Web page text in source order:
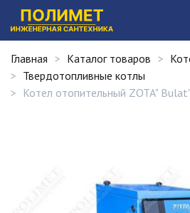
Главная Каталог товаров
Твердотопливные котлы
Котел отопительный ZOTA"